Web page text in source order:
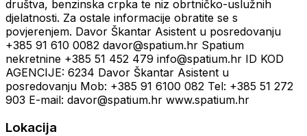
društva, benzinska crpka te niz obrtničko-uslužnih
djelatnosti. Za ostale informacije obratite se s
povjerenjem. Davor Škantar Asistent u posredovanju
+385 91 610 0082 davor@spatium.hr Spatium
nekretnine +385 51 452 479 info@spatium.hr ID KOD
AGENCIJE: 6234 Davor Škantar Asistent u
posredovanju Mob: +385 91 6100 082 Tel: +385 51 272
903 E-mail: davor@spatium.hr www.spatium.hr
Lokacija